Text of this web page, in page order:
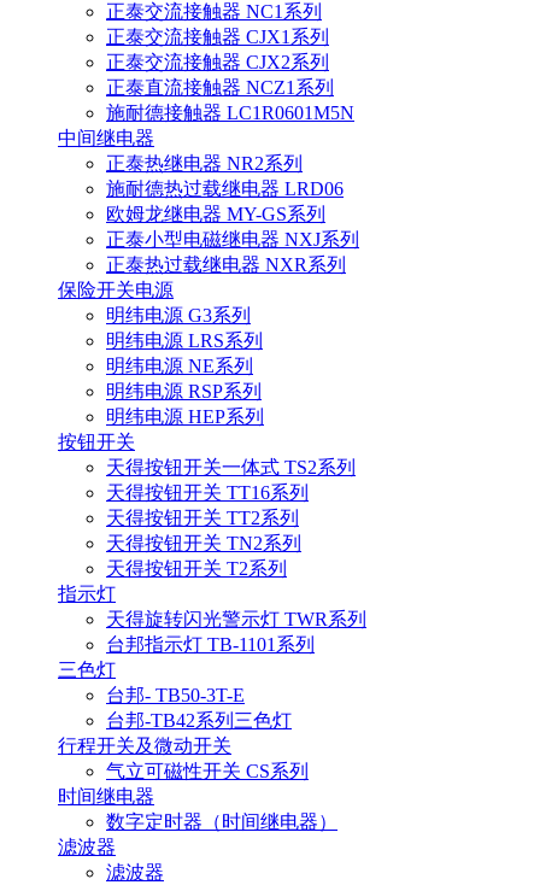
正泰交流接触器 NC1系列
正泰交流接触器 CJX1系列
正泰交流接触器 CJX2系列
正泰直流接触器 NCZ1系列
施耐德接触器 LC1R0601M5N
中间继电器
正泰热继电器 NR2系列
施耐德热过载继电器 LRD06
欧姆龙继电器 MY-GS系列
正泰小型电磁继电器 NXJ系列
正泰热过载继电器 NXR系列
保险开关电源
明纬电源 G3系列
明纬电源 LRS系列
明纬电源 NE系列
明纬电源 RSP系列
明纬电源 HEP系列
按钮开关
天得按钮开关一体式 TS2系列
天得按钮开关 TT16系列
天得按钮开关 TT2系列
天得按钮开关 TN2系列
天得按钮开关 T2系列
指示灯
天得旋转闪光警示灯 TWR系列
台邦指示灯 TB-1101系列
三色灯
台邦- TB50-3T-E
台邦-TB42系列三色灯
行程开关及微动开关
气立可磁性开关 CS系列
时间继电器
数字定时器（时间继电器）
滤波器
滤波器